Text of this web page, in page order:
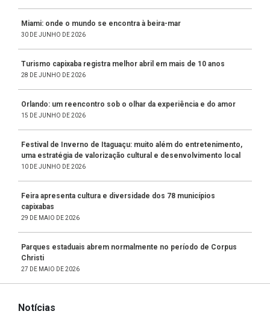
Miami: onde o mundo se encontra à beira-mar
30 DE JUNHO DE 2026
Turismo capixaba registra melhor abril em mais de 10 anos
28 DE JUNHO DE 2026
Orlando: um reencontro sob o olhar da experiência e do amor
15 DE JUNHO DE 2026
Festival de Inverno de Itaguaçu: muito além do entretenimento,
uma estratégia de valorização cultural e desenvolvimento local
10 DE JUNHO DE 2026
Feira apresenta cultura e diversidade dos 78 municípios
capixabas
29 DE MAIO DE 2026
Parques estaduais abrem normalmente no período de Corpus
Christi
27 DE MAIO DE 2026
Notícias